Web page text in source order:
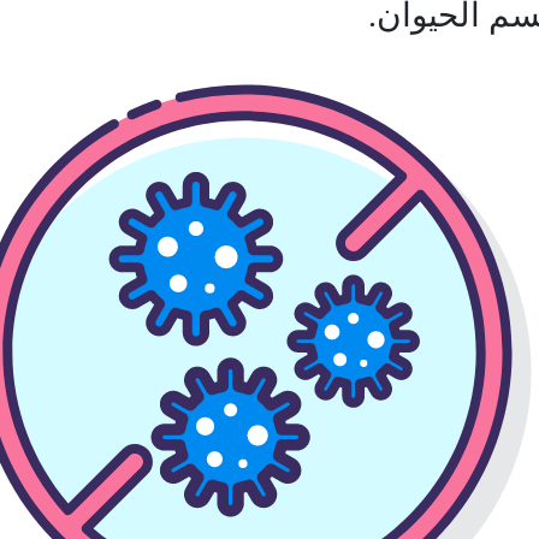
الحيوان.